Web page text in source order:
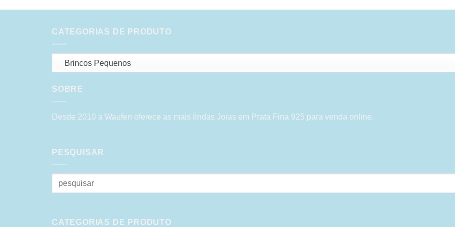
CATEGORIAS DE PRODUTO
Brincos Pequenos
SOBRE
Desde 2010 a Waufen oferece as mais lindas Joias em Prata Fina 925 para venda online.
PESQUISAR
Pesquisar
por:
CATEGORIAS DE PRODUTO